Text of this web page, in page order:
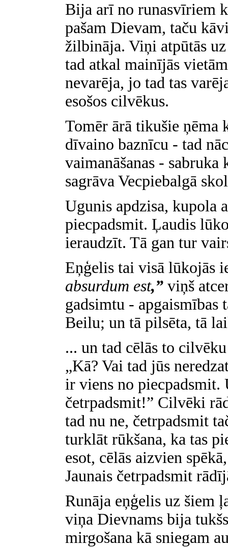
Bija arī no runasvīriem
pašam Dievam, taču
žilbināja. Viņi atpūtās
tad atkal mainījās
nevarēja, jo tad tas
esošos cilvēkus.
Tomēr ārā tikušie ņēma
dīvaino baznīcu - tad
vaimanāšanas -
sagrāva Vecpiebalgā
Ugunis apdzisa, kupola
piecpadsmit. Ļaudis
ieraudzīt. Tā gan tur
Eņģelis tai visā lūkojās
absurdum est,” viņš
gadsimtu - apgaismības
Beilu; un tā pilsēta, tā
... un tad cēlās to
„Kā? Vai tad jūs
ir viens no piecpadsmit.
četrpadsmit!” Cilvēki
tad nu ne, četrpadsmit
turklāt rūkšana, ka tas
esot, cēlās aizvien
Jaunais četrpadsmit
Runāja eņģelis uz šiem
viņa Dievnams bija
mirgošana kā sniegam